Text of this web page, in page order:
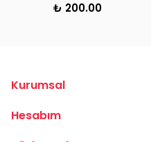
₺ 200.00
Kurumsal
Hesabım